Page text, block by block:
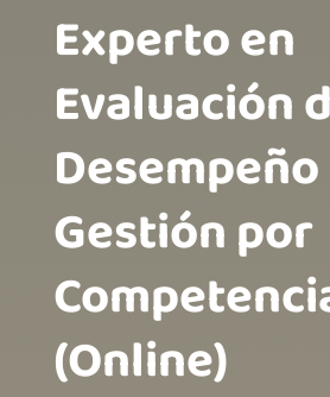
Experto en
Evaluación
Gestión por
(Online)